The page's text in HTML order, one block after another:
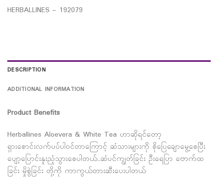
HERBALLINES – 192079
DESCRIPTION
ADDITIONAL INFORMATION
Product Benefits
Herballines Aloevera & White Tea ဟာဆိုရင်တော့
ရှားစောင်းလက်ပပ်ပါဝင်တာကြောင့် ဆံသားများကို စိုပြေချောမွေ့စေပြီး
ပျော့ပြောင်းနူးညံ့သွားစေပါတယ်..ဆံပင်ကျွတ်ခြင်း ဦးရေပြာ ဗောက်ထ
ခြင်း မှိုစွဲခြင်း တို့ကို ကာကွယ်တားဆီးပေးပါတယ်